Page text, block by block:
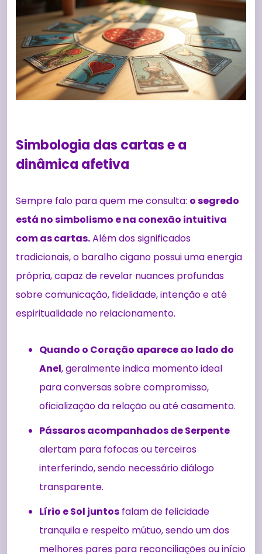
Simbologia das cartas e a
dinâmica afetiva
Sempre falo para quem me consulta: o segredo
está no simbolismo e na conexão intuitiva
com as cartas.Além dos significados
tradicionais, o baralho cigano possui uma energia
própria, capaz de revelar nuances profundas
sobre comunicação, fidelidade, intenção e até
espiritualidade no relacionamento.
Quando o Coração aparece ao lado do
Anel, geralmente indica momento ideal
para conversas sobre compromisso,
oficialização da relação ou até casamento.
Pássaros acompanhados de Serpente
alertam para fofocas ou terceiros
interferindo, sendo necessário diálogo
transparente.
Lírio e Sol juntos falam de felicidade
tranquila e respeito mútuo, sendo um dos
melhores pares para reconciliações ou início